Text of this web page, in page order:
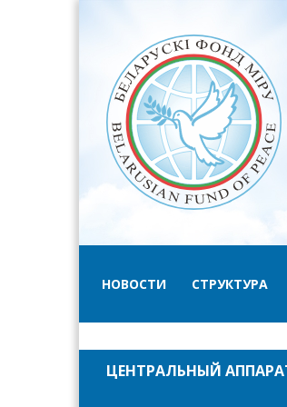
НОВОСТИ СТРУКТУРА
ЦЕНТРАЛЬНЫЙ